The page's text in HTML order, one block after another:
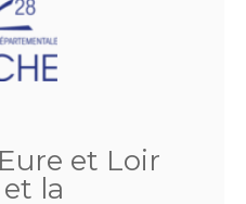
et Loir
la